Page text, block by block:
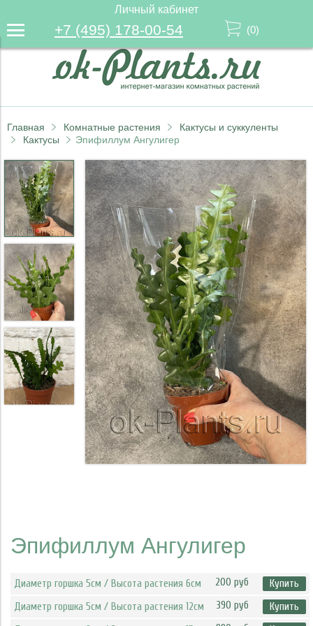
Личный кабинет
+7 (495) 178-00-54 (0)
Главная Комнатные растения
Кактусы и суккуленты
Кактусы
Эпифиллум Ангулигер
Эпифиллум Ангулигер
Диаметр горшка 5см / Высота растения 6см 200 руб
Купить
Диаметр горшка 5см / Высота растения 12см
390 руб
Купить